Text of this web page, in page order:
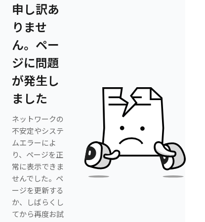
申し訳あ
りませ
ん。ペー
ジに問題
が発生し
ました
ネットワークの
不安定やシステ
ムエラーによ
り、ページを正
常に表示できま
せんでした。ペ
ージを更新する
か、しばらくし
てから再度お試